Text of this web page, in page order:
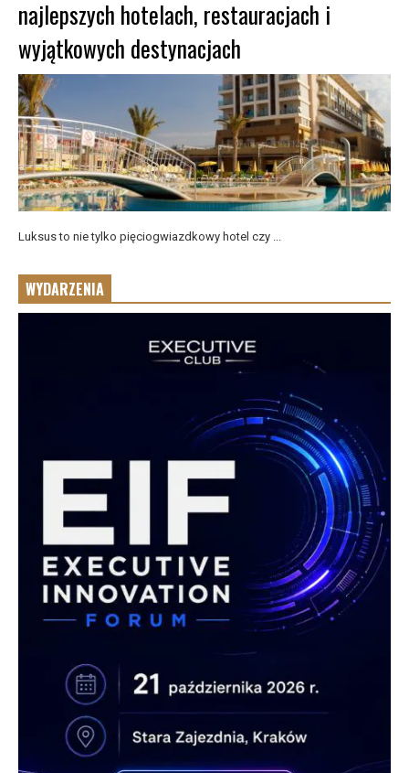
najlepszych hotelach, restauracjach i
wyjątkowych destynacjach
Luksus to nie tylko pięciogwiazdkowy hotel czy ...
WYDARZENIA